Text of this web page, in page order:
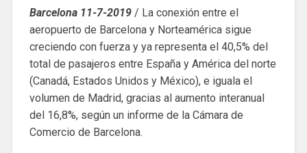
Barcelona 11-7-2019 / La conexión entre el
aeropuerto de Barcelona y Norteamérica sigue
creciendo con fuerza y ya representa el 40,5% del
total de pasajeros entre España y América del norte
(Canadá, Estados Unidos y México), e iguala el
volumen de Madrid, gracias al aumento interanual
del 16,8%, según un informe de la Cámara de
Comercio de Barcelona.